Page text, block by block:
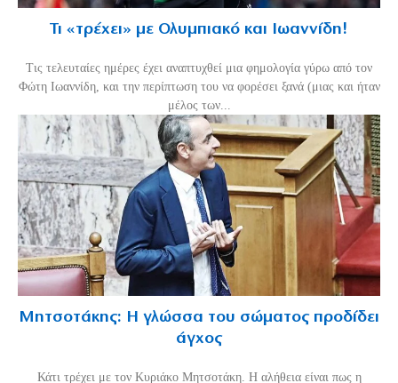
Τι «τρέχει» με Ολυμπιακό και Ιωαννίδη!
Τις τελευταίες ημέρες έχει αναπτυχθεί μια φημολογία γύρω από τον
Φώτη Ιωαννίδη, και την περίπτωση του να φορέσει ξανά (μιας και ήταν
μέλος των...
Μητσοτάκης: Η γλώσσα του σώματος προδίδει
άγχος
Κάτι τρέχει με τον Κυριάκο Μητσοτάκη. Η αλήθεια είναι πως η